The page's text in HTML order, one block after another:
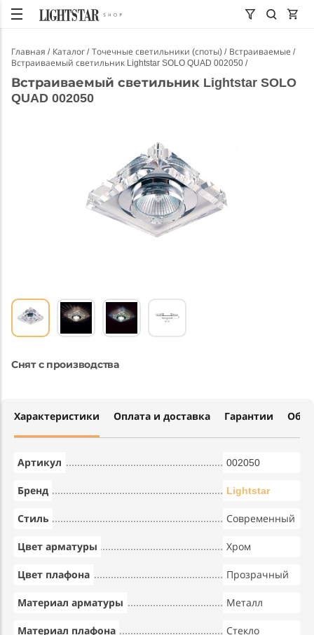
Главная Каталог Точечные светильники (споты)
Встраиваемые
Встраиваемый светильник Lightstar SOLO QUAD 002050
Встраиваемый светильник Lightstar SOLO
QUAD 002050
Снят с производства
Характеристики Оплата и доставка Гарантии
Артикул 002050
Бренд Lightstar
Стиль Современный
Цвет арматуры Хром
Цвет плафона Прозрачный
Материал арматуры Металл
Материал плафона Стекло